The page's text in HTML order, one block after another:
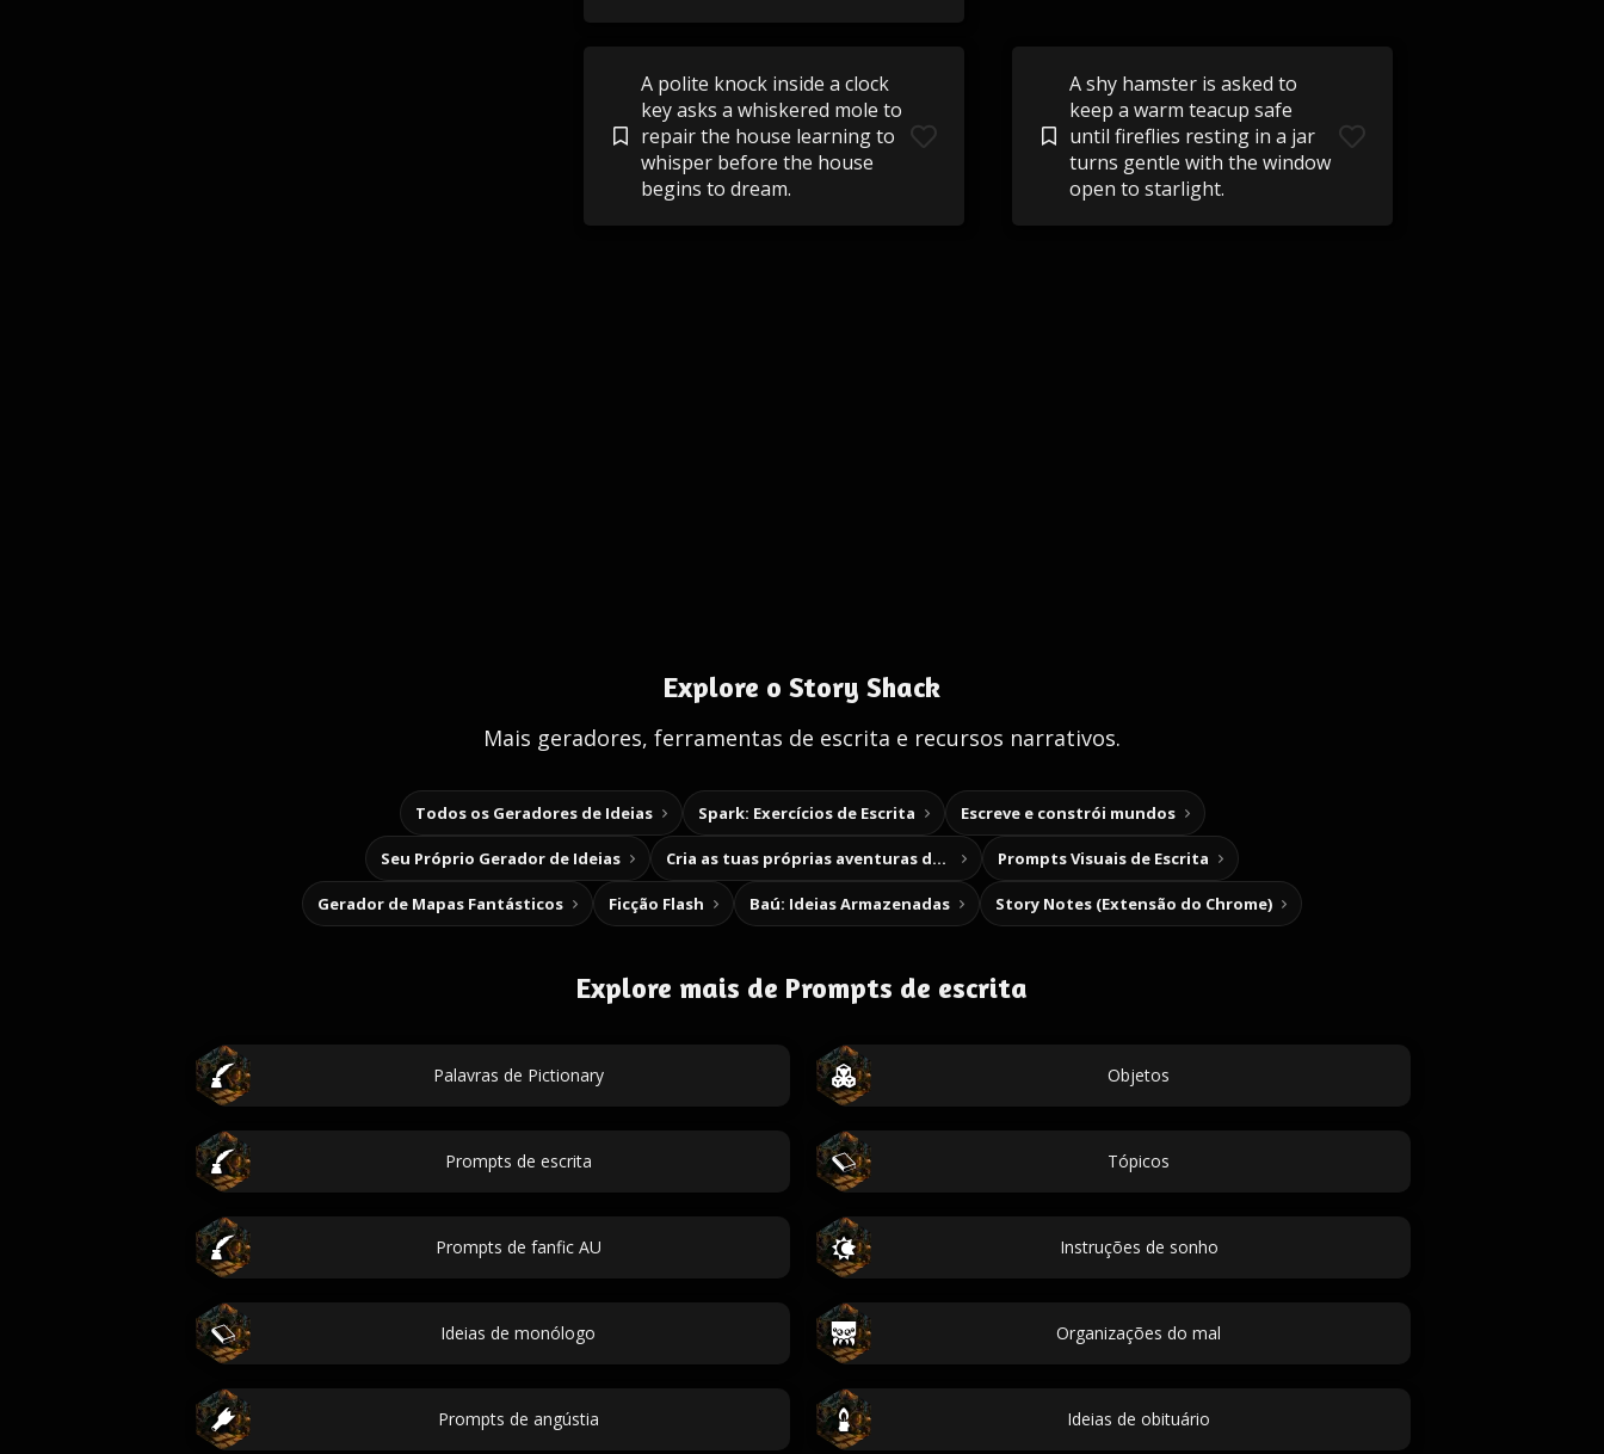
A polite knock inside a clock
key asks a whiskered mole to
repair the house learning to
whisper before the house
begins to dream.
A shy hamster is asked to
keep a warm teacup safe
until fireflies resting in a jar
turns gentle with the window
open to starlight.
Explore o Story Shack
Mais geradores, ferramentas de escrita e recursos narrativos.
Todos os Geradores de Ideias Spark: Exercícios de Escrita Escreve e constrói mundos
Seu Próprio Gerador de Ideias Cria as tuas próprias aventuras de escolha Prompts Visuais de Escrita
Gerador de Mapas Fantásticos Ficção Flash Baú: Ideias Armazenadas Story Notes (Extensão do Chrome)
Explore mais de Prompts de escrita
Palavras de Pictionary Objetos
Prompts de escrita Tópicos
Prompts de fanfic AU Instruções de sonho
Ideias de monólogo Organizações do mal
Prompts de angústia Ideias de obituário